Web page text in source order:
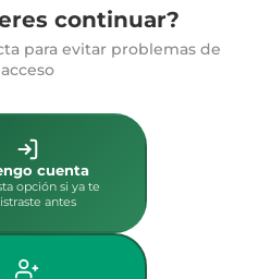
continuar?
para evitar problemas de
acceso
cuenta
opción si ya te
antes